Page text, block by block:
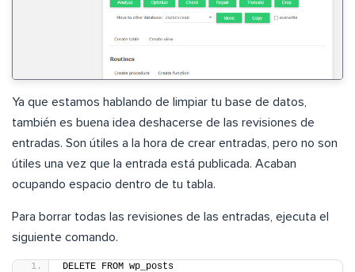
Ya que estamos hablando de limpiar tu base de datos,
también es buena idea deshacerse de las revisiones de
entradas. Son útiles a la hora de crear entradas, pero no son
útiles una vez que la entrada está publicada. Acaban
ocupando espacio dentro de tu tabla.
Para borrar todas las revisiones de las entradas, ejecuta el
siguiente comando.
DELETE FROM wp_posts